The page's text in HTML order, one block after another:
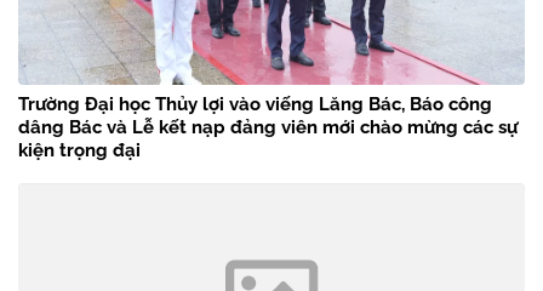
Trường Đại học Thủy lợi vào viếng Lăng Bác, Báo công
dâng Bác và Lễ kết nạp đảng viên mới chào mừng các sự
kiện trọng đại